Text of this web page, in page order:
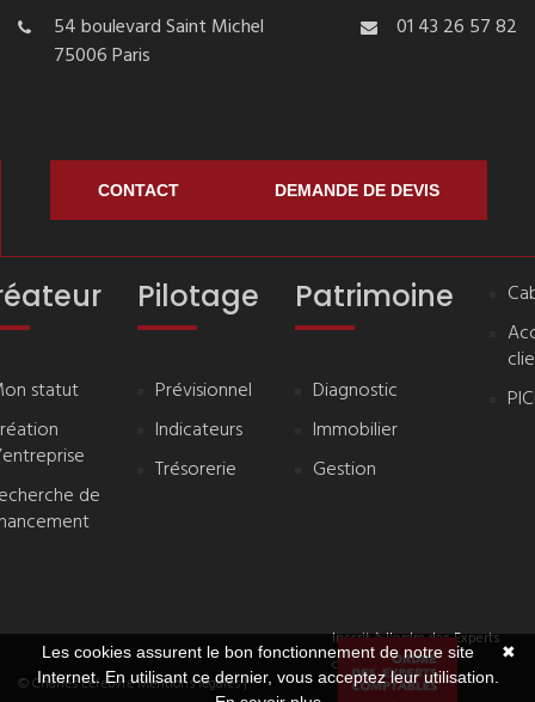
54 boulevard Saint Michel
75006 Paris
01 43 26 57 82
CONTACT DEMANDE DE DEVIS
statut
de
Pilotage
Prévisionnel
Indicateurs
Trésorerie
Patrimoine
Diagnostic
Immobilier
Gestion
© Charles LefebvreMentions légales|
Inscrit à l'ordre des Experts
comptables
✖
Les cookies assurent le bon fonctionnement de notre site
Internet. En utilisant ce dernier, vous acceptez leur utilisation.